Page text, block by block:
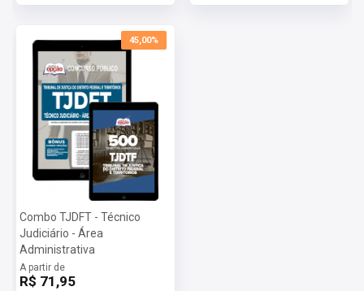
45,00%
Combo TJDFT - Técnico
Judiciário - Área
Administrativa
A partir de
R$ 71,95